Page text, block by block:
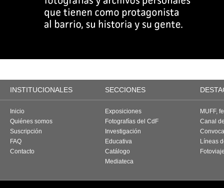
INSTITUCIONALES SECCIONES
Inicio
Quiénes somos
Suscripción
FAQ
Contacto
Exposiciones
Fotografías del CdF
Investigación
Educativa
Catálogo
Mediateca
MUFF,
Canal
Líneas